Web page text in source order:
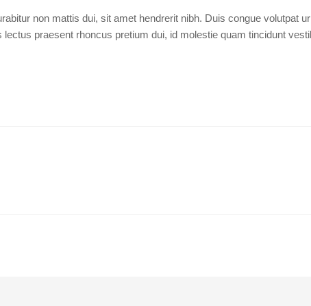
non mattis dui, sit amet hendrerit nibh. Duis congue volutpat
praesent rhoncus pretium dui, id molestie quam tincidunt